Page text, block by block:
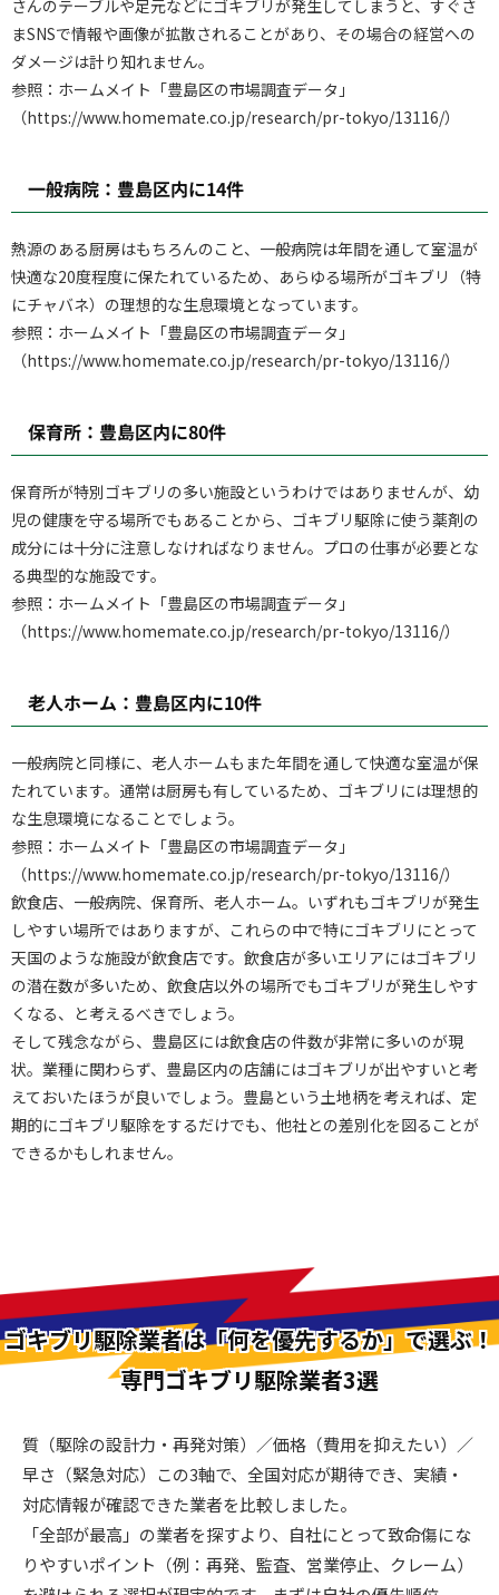
さんのテーブルや足元などにゴキブリが発生してしまうと、すぐさ
まSNSで情報や画像が拡散されることがあり、その場合の経営への
ダメージは計り知れません。
参照：ホームメイト「豊島区の市場調査データ」
（https://www.homemate.co.jp/research/pr-tokyo/13116/）
一般病院：豊島区内に14件
熱源のある厨房はもちろんのこと、一般病院は年間を通して室温が
快適な20度程度に保たれているため、あらゆる場所がゴキブリ（特
にチャバネ）の理想的な生息環境となっています。
参照：ホームメイト「豊島区の市場調査データ」
（https://www.homemate.co.jp/research/pr-tokyo/13116/）
保育所：豊島区内に80件
保育所が特別ゴキブリの多い施設というわけではありませんが、幼
児の健康を守る場所でもあることから、ゴキブリ駆除に使う薬剤の
成分には十分に注意しなければなりません。プロの仕事が必要とな
る典型的な施設です。
参照：ホームメイト「豊島区の市場調査データ」
（https://www.homemate.co.jp/research/pr-tokyo/13116/）
老人ホーム：豊島区内に10件
一般病院と同様に、老人ホームもまた年間を通して快適な室温が保
たれています。通常は厨房も有しているため、ゴキブリには理想的
な生息環境になることでしょう。
参照：ホームメイト「豊島区の市場調査データ」
（https://www.homemate.co.jp/research/pr-tokyo/13116/）
飲食店、一般病院、保育所、老人ホーム。いずれもゴキブリが発生
しやすい場所ではありますが、これらの中で特にゴキブリにとって
天国のような施設が飲食店です。飲食店が多いエリアにはゴキブリ
の潜在数が多いため、飲食店以外の場所でもゴキブリが発生しやす
くなる、と考えるべきでしょう。
そして残念ながら、豊島区には飲食店の件数が非常に多いのが現
状。業種に関わらず、豊島区内の店舗にはゴキブリが出やすいと考
えておいたほうが良いでしょう。豊島という土地柄を考えれば、定
期的にゴキブリ駆除をするだけでも、他社との差別化を図ることが
できるかもしれません。
ゴキブリ駆除業者は「何を優先するか」で選ぶ！
専門ゴキブリ駆除業者3選
質（駆除の設計力・再発対策）／価格（費用を抑えたい）／
早さ（緊急対応）この3軸で、全国対応が期待でき、実績・
対応情報が確認できた業者を比較しました。
「全部が最高」の業者を探すより、自社にとって致命傷にな
りやすいポイント（例：再発、監査、営業停止、クレーム）